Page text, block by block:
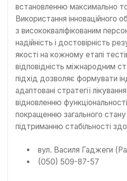
встановленню максимально
Використання інноваційного
з висококваліфікованим
надійність і достовірність
якості на кожному етапі
відповідність міжнародним
підхід дозволяє формувати
адаптовані стратегії
відновленню
покращенню загального стану
підтриманню стабільності
вул. Василя Гаджеги
(050) 509-87-57